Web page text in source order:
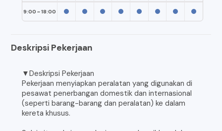
9:00 ~ 18:00
Deskripsi Pekerjaan
▼Deskripsi Pekerjaan
Pekerjaan menyiapkan peralatan yang digunakan di
pesawat penerbangan domestik dan internasional
(seperti barang-barang dan peralatan) ke dalam
kereta khusus.